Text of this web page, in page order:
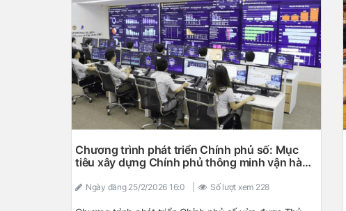
nhận, góp phần tạo nền tảng quan trọng cho mục tiêu
phát triển nhanh và bền vững của tỉnh trong giai đoạn
mới.
Chương trình phát triển Chính phủ số: Mục
tiêu xây dựng Chính phủ thông minh vận hành
Ngày đăng 25/2/2026 16:0 Số lượt xem 228